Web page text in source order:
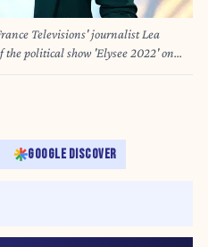
Televisions' journalist Lea
the political show 'Elysee 2022' on
on December 9, 2021. Expected to
8 PM news, Lea Salame
from the morning show on
a press release. (Photo by
GOOGLE DISCOVER